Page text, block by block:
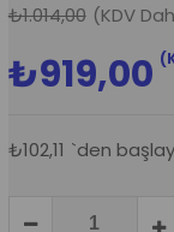
₺1.014,00 (KDV
₺919,00
₺102,11 `den